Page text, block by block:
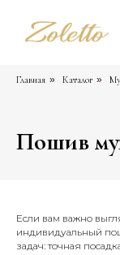
Главная » Каталог »
Пошив
Если вам важно
индивидуальный
задач: точная